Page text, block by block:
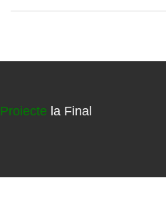
Proiecte la Final